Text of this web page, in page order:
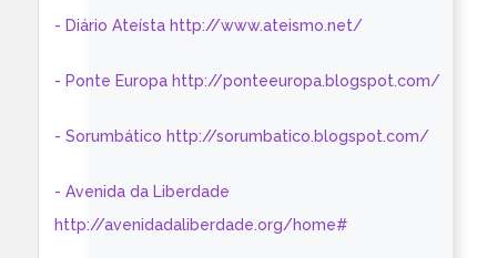
- Diário Ateísta http://www.ateismo.net/
- Ponte Europa http://ponteeuropa.blogspot.com/
- Sorumbático http://sorumbatico.blogspot.com/
- Avenida da Liberdade
http://avenidadaliberdade.org/home#